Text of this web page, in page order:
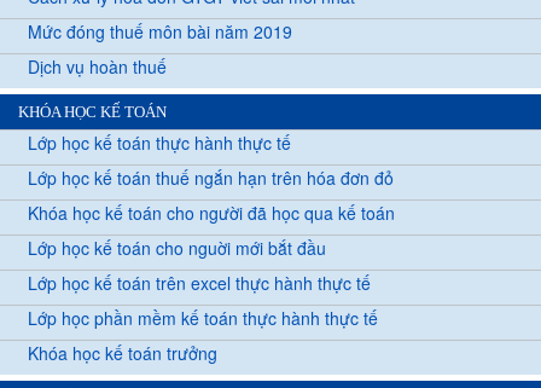
Mức đóng thuế môn bài năm 2019
Dịch vụ hoàn thuế
KHÓA HỌC KẾ TOÁN
Lớp học kế toán thực hành thực tế
Lớp học kế toán thuế ngắn hạn trên hóa đơn đỏ
Khóa học kế toán cho người đã học qua kế toán
Lớp học kế toán cho nguời mới bắt đầu
Lớp học kế toán trên excel thực hành thực tế
Lớp học phần mềm kế toán thực hành thực tế
Khóa học kế toán trưởng